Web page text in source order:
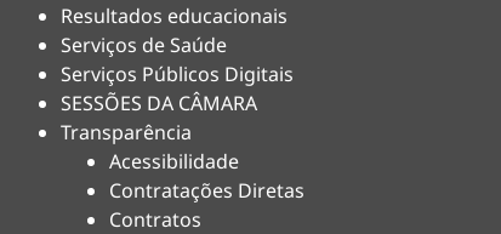
Resultados educacionais
Serviços de Saúde
Serviços Públicos Digitais
SESSÕES DA CÂMARA
Transparência
Acessibilidade
Contratações Diretas
Contratos